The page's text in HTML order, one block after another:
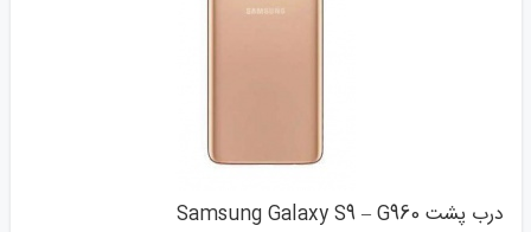
درب پشت Samsung Galaxy S9 – G960